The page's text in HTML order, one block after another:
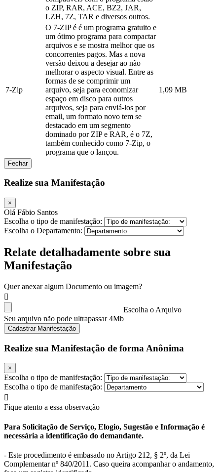
o ZIP, RAR, ACE, BZ2, JAR,
LZH, 7Z, TAR e diversos outros.
7-Zip
O 7-ZIP é é um programa gratuito e
um ótimo programa para compactar
arquivos e se mostra melhor que os
concorrentes pagos. Mas a nova
versão deixou a desejar ao não
melhorar o aspecto visual. Entre as
formas de se comprimir um
arquivo, seja para economizar
espaço em disco para outros
arquivos, seja para enviá-los por
email, um formato novo tem se
destacado em um segmento
dominado por ZIP e RAR, é o 7Z,
também conhecido como 7-Zip, o
programa que o lançou.
1,09 MB
Fechar
Realize sua Manifestação
×
Olá Fábio Santos
Escolha o tipo de manifestação:
Escolha o Departamento:
Relate detalhadamente sobre sua
Manifestação
Quer anexar algum Documento ou imagem?
Escolha o Arquivo
Seu arquivo não pode ultrapassar 4Mb
Cadastrar Manifestação
Realize sua Manifestação de forma Anônima
×
Escolha o tipo de manifestação:
Escolha o tipo de manifestação:
Fique atento a essa observação
Para Solicitação de Serviço, Elogio, Sugestão e Informação é
necessária a identificação do demandante.
- Este procedimento é embasado no Artigo 212, § 2º, da Lei
Complementar nº 840/2011. Caso queira acompanhar o andamento,